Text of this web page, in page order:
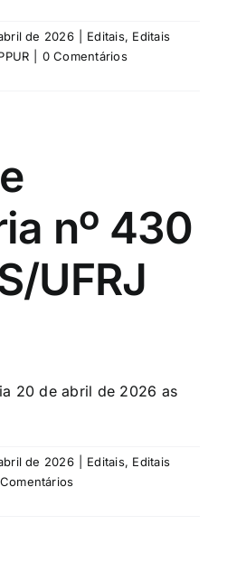
de 2026 Editais, Editais
0 Comentários
nº 430
UFRJ
20 de abril de 2026 as
de 2026 Editais, Editais